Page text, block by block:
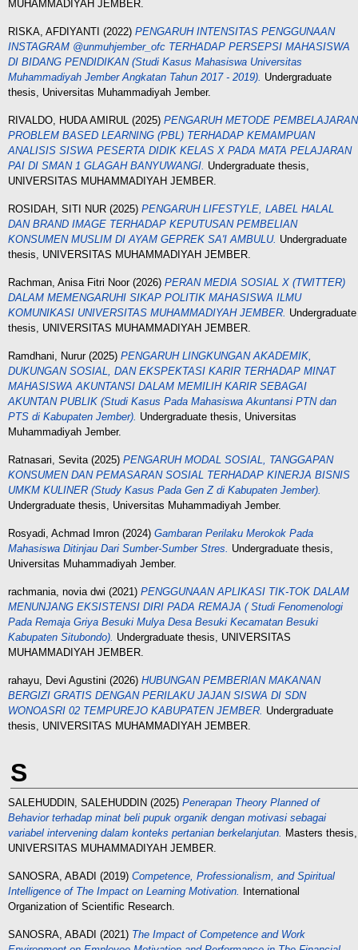
MUHAMMADIYAH JEMBER.
RISKA, AFDIYANTI (2022) PENGARUH INTENSITAS PENGGUNAAN
INSTAGRAM @unmuhjember_ofc TERHADAP PERSEPSI MAHASISWA
DI BIDANG PENDIDIKAN (Studi Kasus Mahasiswa Universitas
Muhammadiyah Jember Angkatan Tahun 2017 - 2019). Undergraduate
thesis, Universitas Muhammadiyah Jember.
RIVALDO, HUDA AMIRUL (2025) PENGARUH METODE PEMBELAJARAN
PROBLEM BASED LEARNING (PBL) TERHADAP KEMAMPUAN
ANALISIS SISWA PESERTA DIDIK KELAS X PADA MATA PELAJARAN
PAI DI SMAN 1 GLAGAH BANYUWANGI. Undergraduate thesis,
UNIVERSITAS MUHAMMADIYAH JEMBER.
ROSIDAH, SITI NUR (2025) PENGARUH LIFESTYLE, LABEL HALAL
DAN BRAND IMAGE TERHADAP KEPUTUSAN PEMBELIAN
KONSUMEN MUSLIM DI AYAM GEPREK SA'I AMBULU. Undergraduate
thesis, UNIVERSITAS MUHAMMADIYAH JEMBER.
Rachman, Anisa Fitri Noor(2026) PERAN MEDIA SOSIAL X (TWITTER)
DALAM MEMENGARUHI SIKAP POLITIK MAHASISWA ILMU
KOMUNIKASI UNIVERSITAS MUHAMMADIYAH JEMBER. Undergraduate
thesis, UNIVERSITAS MUHAMMADIYAH JEMBER.
Ramdhani, Nurur(2025) PENGARUH LINGKUNGAN AKADEMIK,
DUKUNGAN SOSIAL, DAN EKSPEKTASI KARIR TERHADAP MINAT
MAHASISWA AKUNTANSI DALAM MEMILIH KARIR SEBAGAI
AKUNTAN PUBLIK (Studi Kasus Pada Mahasiswa Akuntansi PTN dan
PTS di Kabupaten Jember). Undergraduate thesis, Universitas
Muhammadiyah Jember.
Ratnasari, Sevita(2025) PENGARUH MODAL SOSIAL, TANGGAPAN
KONSUMEN DAN PEMASARAN SOSIAL TERHADAP KINERJA BISNIS
UMKM KULINER (Study Kasus Pada Gen Z di Kabupaten Jember).
Undergraduate thesis, Universitas Muhammadiyah Jember.
Rosyadi, Achmad Imron (2024) Gambaran Perilaku Merokok Pada
Mahasiswa Ditinjau Dari Sumber-Sumber Stres. Undergraduate thesis,
Universitas Muhammadiyah Jember.
rachmania, novia dwi (2021) PENGGUNAAN APLIKASI TIK-TOK DALAM
MENUNJANG EKSISTENSI DIRI PADA REMAJA ( Studi Fenomenologi
Pada Remaja Griya Besuki Mulya Desa Besuki Kecamatan Besuki
Kabupaten Situbondo). Undergraduate thesis, UNIVERSITAS
MUHAMMADIYAH JEMBER.
rahayu, Devi Agustini (2026) HUBUNGAN PEMBERIAN MAKANAN
BERGIZI GRATIS DENGAN PERILAKU JAJAN SISWA DI SDN
WONOASRI 02 TEMPUREJO KABUPATEN JEMBER. Undergraduate
thesis, UNIVERSITAS MUHAMMADIYAH JEMBER.
S
SALEHUDDIN, SALEHUDDIN (2025) Penerapan Theory Planned of
Behavior terhadap minat beli pupuk organik dengan motivasi sebagai
variabel intervening dalam konteks pertanian berkelanjutan. Masters thesis,
UNIVERSITAS MUHAMMADIYAH JEMBER.
SANOSRA, ABADI (2019) Competence, Professionalism, and Spiritual
Intelligence of The Impact on Learning Motivation.
International
Organization of Scientific Research.
SANOSRA, ABADI (2021) The Impact of Competence and Work